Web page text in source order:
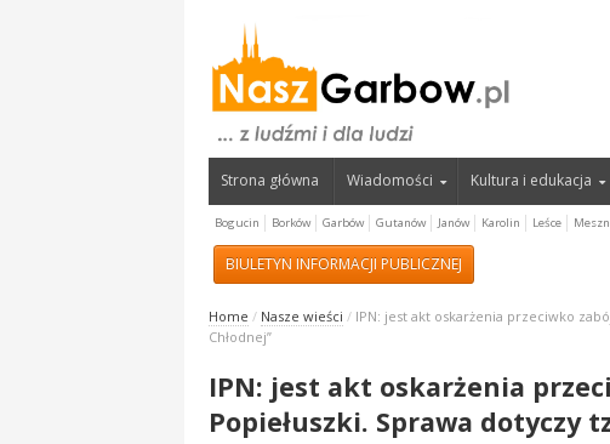
Strona główna Wiadomości Kultura i edukacja
Bogucin Borków Garbów Gutanów Janów Karolin Leśce
BIULETYN INFORMACJI PUBLICZNEJ
Home / Nasze wieści / IPN: jest akt oskarżenia przeciwko
Chłodnej”
IPN: jest akt oskarżenia
Popiełuszki. Sprawa dotyczy